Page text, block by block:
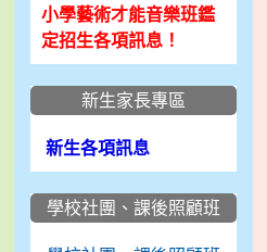
小學藝術才能音樂班鑑
定招生各項訊息！
新生家長專區
新生各項訊息
學校社團、課後照顧班